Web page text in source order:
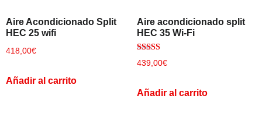
Aire Acondicionado Split
HEC 25 wifi
418,00€
Añadir al carrito
Aire acondicionado split
HEC 35 Wi-Fi
Valorado
con
439,00€
Añadir al carrito